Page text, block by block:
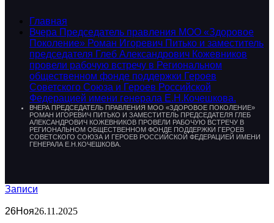
Главная
Вчера Председатель правления МОО «Здоровое
Поколение» Роман Игоревич Питько и заместитель
председателя Глеб Александрович Кожевников
провели рабочую встречу в Региональном
общественном фонде поддержки Героев
Советского Союза и Героев Российской
Федерацией имени генерала Е.Н.Кочешкова.
ВЧЕРА ПРЕДСЕДАТЕЛЬ ПРАВЛЕНИЯ МОО «ЗДОРОВОЕ ПОКОЛЕНИЕ»
РОМАН ИГОРЕВИЧ ПИТЬКО И ЗАМЕСТИТЕЛЬ ПРЕДСЕДАТЕЛЯ ГЛЕБ
АЛЕКСАНДРОВИЧ КОЖЕВНИКОВ ПРОВЕЛИ РАБОЧУЮ ВСТРЕЧУ В
РЕГИОНАЛЬНОМ ОБЩЕСТВЕННОМ ФОНДЕ ПОДДЕРЖКИ ГЕРОЕВ
СОВЕТСКОГО СОЮЗА И ГЕРОЕВ РОССИЙСКОЙ ФЕДЕРАЦИЕЙ ИМЕНИ
ГЕНЕРАЛА Е.Н.КОЧЕШКОВА.
Записи
26Ноя26.11.2025